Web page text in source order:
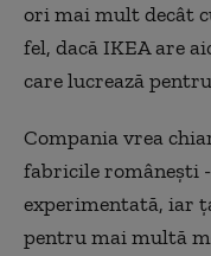
ori mai mult decât
fel, dacă IKEA are
care lucrează
Compania vrea
fabricile româneşti
experimentată, iar
pentru mai multă